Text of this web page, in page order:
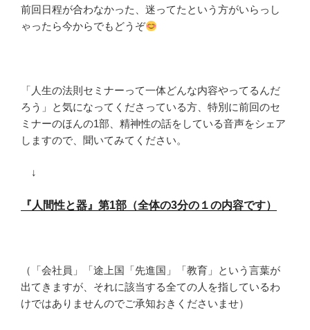
前回日程が合わなかった、迷ってたという方がいらっし
ゃったら今からでもどうぞ
「人生の法則セミナーって一体どんな内容やってるんだ
ろう」と気になってくださっている方、特別に前回のセ
ミナーのほんの1部、精神性の話をしている音声をシェア
しますので、聞いてみてください。
↓
『人間性と器』第1部（全体の3分の１の内容です）
（「会社員」「途上国「先進国」「教育」という言葉が
出てきますが、それに該当する全ての人を指しているわ
けではありませんのでご承知おきくださいませ）